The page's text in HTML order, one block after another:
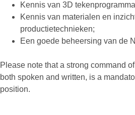
Kennis van 3D
Kennis van materialen en
productietechnieken;
Een goede beheersing van de
Please note that a strong command
both spoken and written, is a
position.